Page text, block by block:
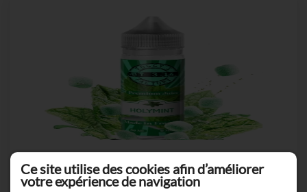
HOLYMINT
Ce site utilise des cookies afin d’améliorer
votre expérience de navigation